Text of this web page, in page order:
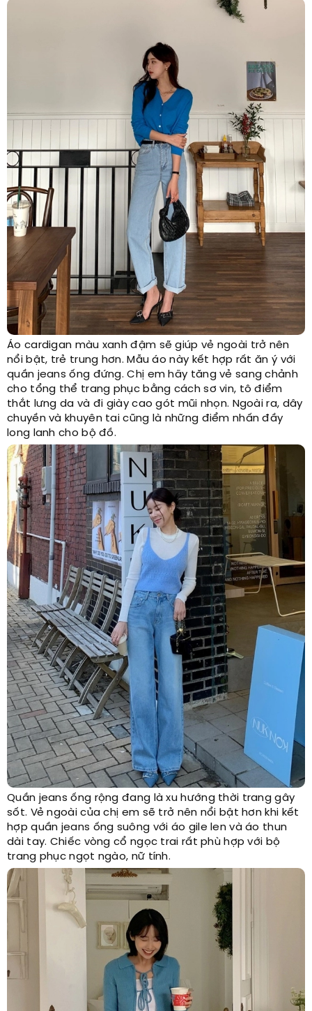
Áo cardigan màu xanh đậm sẽ giúp vẻ ngoài trở nên
nổi bật, trẻ trung hơn. Mẫu áo này kết hợp rất ăn ý với
quần jeans ống đứng. Chị em hãy tăng vẻ sang chảnh
cho tổng thể trang phục bằng cách sơ vin, tô điểm
thắt lưng da và đi giày cao gót mũi nhọn. Ngoài ra, dây
chuyền và khuyên tai cũng là những điểm nhấn đầy
long lanh cho bộ đồ.
Quần jeans ống rộng đang là xu hướng thời trang gây
sốt. Vẻ ngoài của chị em sẽ trở nên nổi bật hơn khi kết
hợp quần jeans ống suông với áo gile len và áo thun
dài tay. Chiếc vòng cổ ngọc trai rất phù hợp với bộ
trang phục ngọt ngào, nữ tính.